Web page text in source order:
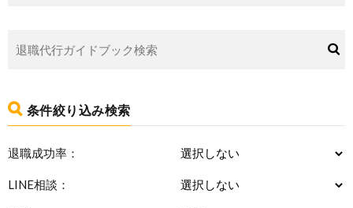
条件絞り込み検索
退職成功率：
LINE相談：